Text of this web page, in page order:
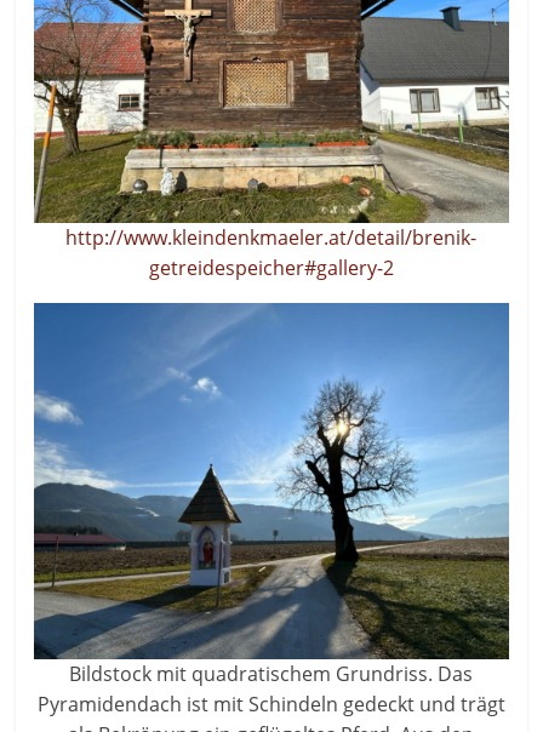
http://www.kleindenkmaeler.at/detail/brenik-
getreidespeicher#gallery-2
Bildstock mit quadratischem Grundriss. Das
Pyramidendach ist mit Schindeln gedeckt und trägt